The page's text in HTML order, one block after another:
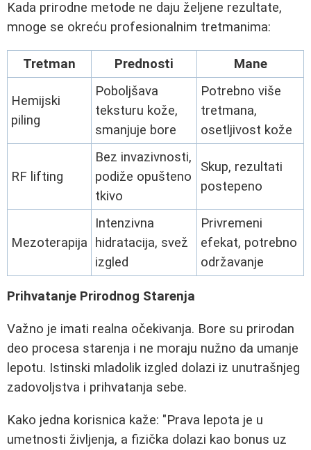
Kada prirodne metode ne daju željene rezultate,
mnoge se okreću profesionalnim tretmanima:
Tretman Prednosti Mane
Hemijski
piling
Poboljšava
teksturu kože,
smanjuje bore
Potrebno više
tretmana,
osetljivost kože
RF lifting
Bez invazivnosti,
podiže opušteno
tkivo
Skup, rezultati
postepeno
Mezoterapija
Intenzivna
hidratacija, svež
izgled
Privremeni
efekat, potrebno
održavanje
Prihvatanje Prirodnog Starenja
Važno je imati realna očekivanja. Bore su prirodan
deo procesa starenja i ne moraju nužno da umanje
lepotu. Istinski mladolik izgled dolazi iz unutrašnjeg
zadovoljstva i prihvatanja sebe.
Kako jedna korisnica kaže: "Prava lepota je u
umetnosti življenja, a fizička dolazi kao bonus uz